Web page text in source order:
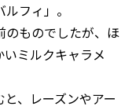
フィ」。
のものでしたが、ほ
ミルクキャラメ
、レーズンやアー